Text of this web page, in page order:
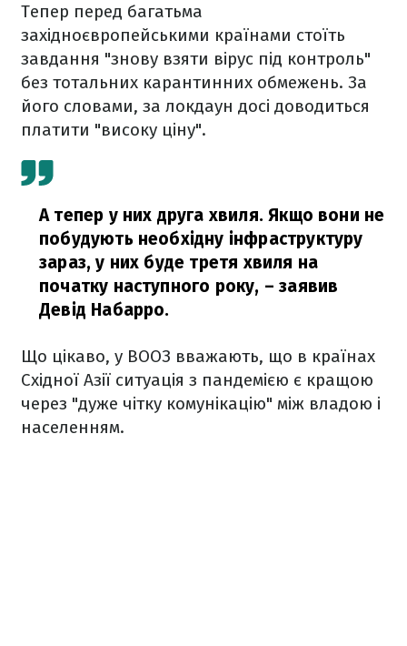
Тепер перед багатьма
західноєвропейськими країнами стоїть
завдання "знову взяти вірус під контроль"
без тотальних карантинних обмежень. За
його словами, за локдаун досі доводиться
платити "високу ціну".
А тепер у них друга хвиля. Якщо вони не
побудують необхідну інфраструктуру
зараз, у них буде третя хвиля на
початку наступного року, – заявив
Девід Набарро.
Що цікаво, у ВООЗ вважають, що в країнах
Східної Азії ситуація з пандемією є кращою
через "дуже чітку комунікацію" між владою і
населенням.